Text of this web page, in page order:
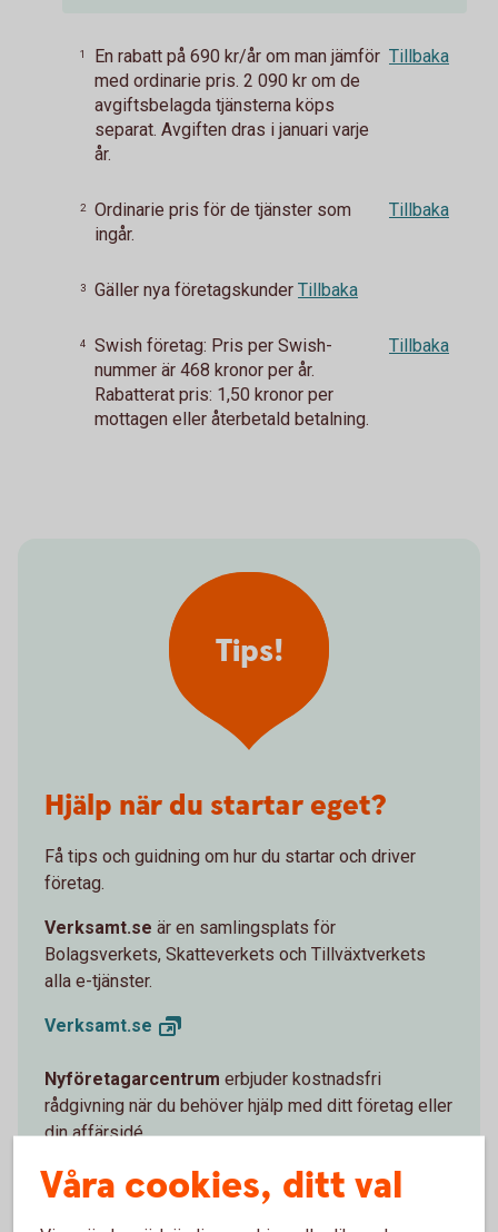
1
En rabatt på 690 kr/år om man jämför
med ordinarie pris. 2 090 kr om de
avgiftsbelagda tjänsterna köps
separat. Avgiften dras i januari varje
år.
Tillbaka
2
Ordinarie pris för de tjänster som
ingår.
Tillbaka
3 Gäller nya företagskunder Tillbaka
4
Swish företag: Pris per Swish-
nummer är 468 kronor per år.
Rabatterat pris: 1,50 kronor per
mottagen eller återbetald betalning.
Tillbaka
Tips!
Hjälp när du startar eget?
Få tips och guidning om hur du startar och driver
företag.
Verksamt.se är en samlingsplats för
Bolagsverkets, Skatteverkets och Tillväxtverkets
alla e-tjänster.
Verksamt.se
Nyföretagarcentrum erbjuder kostnadsfri
rådgivning när du behöver hjälp med ditt företag eller
din affärsidé.
Nyföretagarcentrum
Våra cookies, ditt val